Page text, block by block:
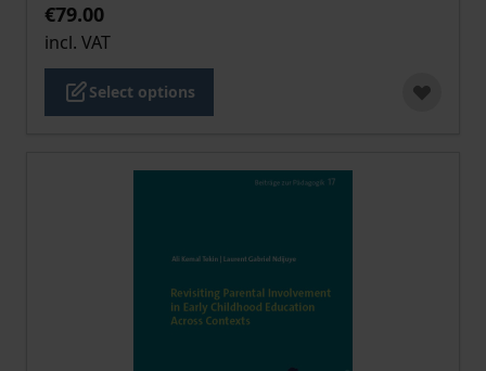
€79.00
incl. VAT
Select options